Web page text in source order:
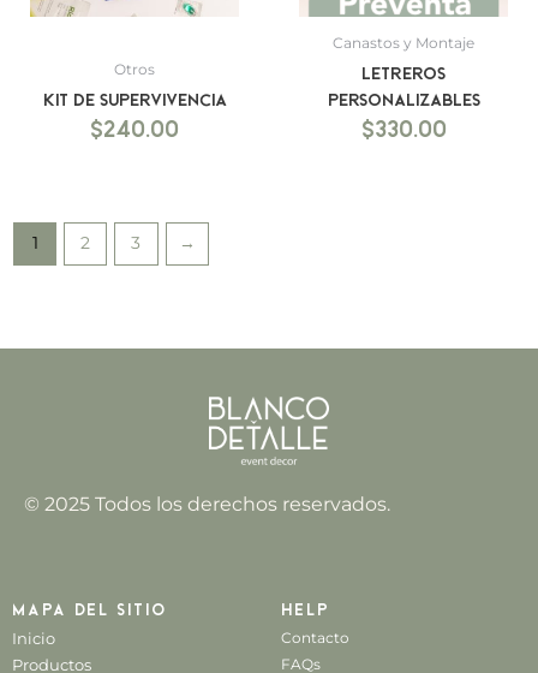
Otros
Kit de supervivencia
$240.00
Canastos y Montaje
Letreros
personalizables
$330.00
1 2 3 →
© 2025 Todos los derechos reservados.
Mapa del sitio
Inicio
Productos
Help
Contacto
FAQs